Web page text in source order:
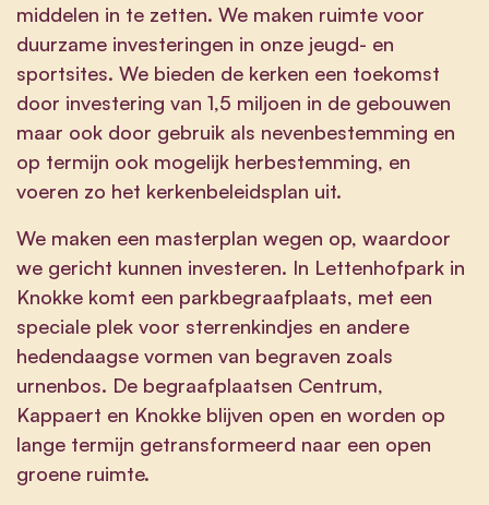
middelen in te zetten. We maken ruimte voor
duurzame investeringen in onze jeugd- en
sportsites. We bieden de kerken een toekomst
door investering van 1,5 miljoen in de gebouwen
maar ook door gebruik als nevenbestemming en
op termijn ook mogelijk herbestemming, en
voeren zo het kerkenbeleidsplan uit.
We maken een masterplan wegen op, waardoor
we gericht kunnen investeren. In Lettenhofpark in
Knokke komt een parkbegraafplaats, met een
speciale plek voor sterrenkindjes en andere
hedendaagse vormen van begraven zoals
urnenbos. De begraafplaatsen Centrum,
Kappaert en Knokke blijven open en worden op
lange termijn getransformeerd naar een open
groene ruimte.